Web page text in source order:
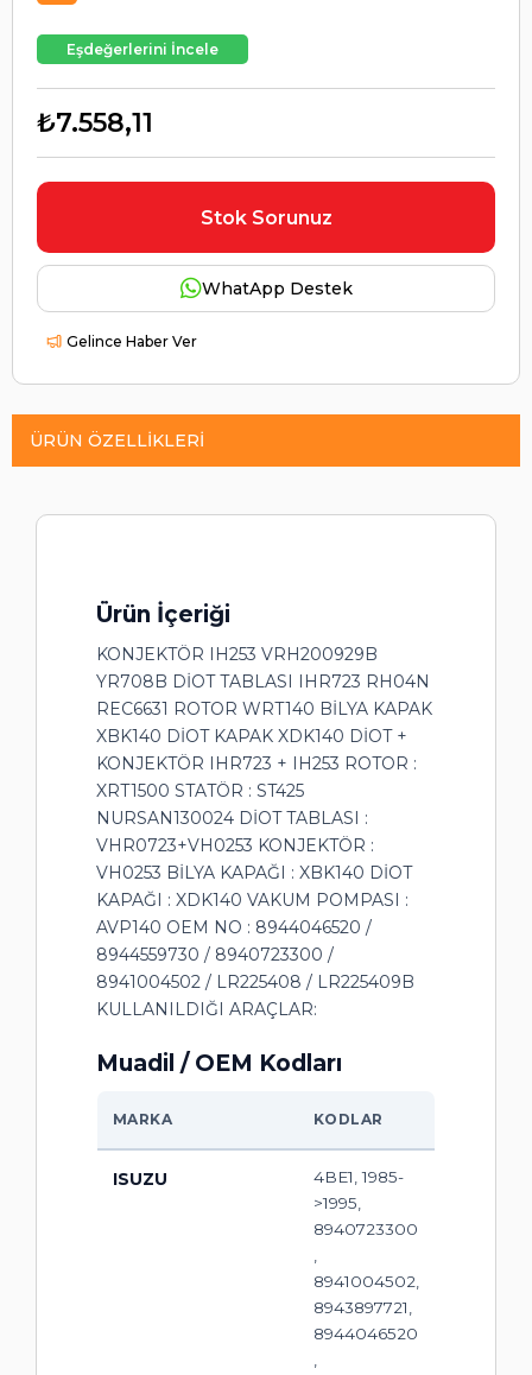
Eşdeğerlerini İncele
₺7.558,11
Stok Sorunuz
WhatApp Destek
Gelince Haber Ver
ÜRÜN ÖZELLIKLERI
Ürün İçeriği
KONJEKTÖR IH253 VRH200929B
YR708B DİOT TABLASI IHR723 RH04N
REC6631 ROTOR WRT140 BİLYA KAPAK
XBK140 DİOT KAPAK XDK140 DİOT +
KONJEKTÖR IHR723 + IH253 ROTOR :
XRT1500 STATÖR : ST425
NURSAN130024 DİOT TABLASI :
VHR0723+VH0253 KONJEKTÖR :
VH0253 BİLYA KAPAĞI : XBK140 DİOT
KAPAĞI : XDK140 VAKUM POMPASI :
AVP140 OEM NO : 8944046520 /
8944559730 / 8940723300 /
8941004502 / LR225408 / LR225409B
KULLANILDIĞI ARAÇLAR:
Muadil / OEM Kodları
MARKA KODLAR
ISUZU
4BE1, 1985-
>1995,
8940723300
,
8941004502,
8943897721,
8944046520
,